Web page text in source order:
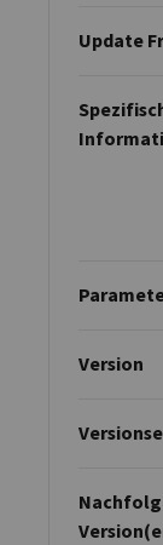
Update
Version